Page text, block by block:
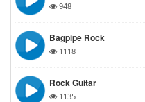
948
Bagpipe Rock
1118
Rock Guitar
1135